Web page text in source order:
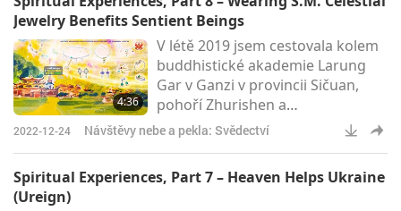
měly velmi zářivé barvy. A byly
tam hvězdy, které vyzařovaly
růžové světlo. A také tam byly
paprsky, skoro jako světelné
paprsky seřazené do krásných
obrazců a ty letěly směrem ke m
Jewelry Benefits Sentient Beings
4:36
V létě 2019 jsem cestovala kolem
buddhistické akademie Larung
Gar v Ganzi v provincii Sičuan,
pohoří Zhurishen a
vysokohorského ledovce Mount
Gongga. Během té doby jsem
„Střední cesta“. Dala jsem
2022-12-24 Návštěvy nebe a pekla: Svědectví
Spiritual Experiences, Part 7 – Heaven Helps Ukraine
(Ureign)